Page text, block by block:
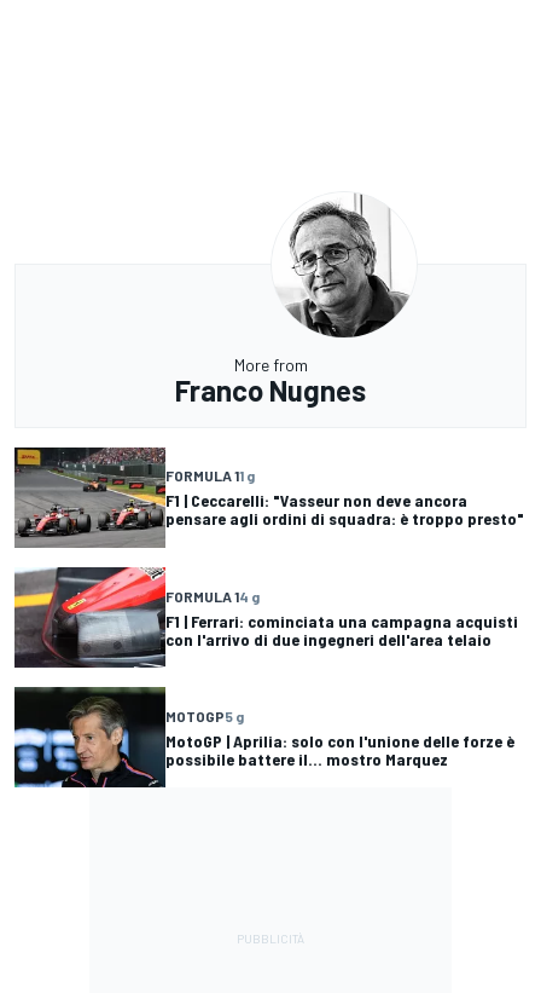
More from
Franco Nugnes
FORMULA 11 g
F1 | Ceccarelli: "Vasseur non deve ancora
pensare agli ordini di squadra: è troppo presto"
FORMULA 14 g
F1 | Ferrari: cominciata una campagna acquisti
con l'arrivo di due ingegneri dell'area telaio
MOTOGP5 g
MotoGP | Aprilia: solo con l'unione delle forze è
possibile battere il... mostro Marquez